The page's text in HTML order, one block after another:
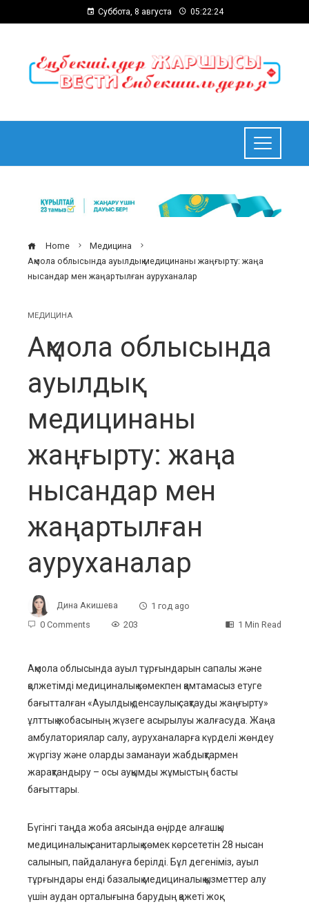
Суббота, 8 августа 05:22:25
Home
Медицина
Ақмола облысында ауылдық медицинаны жаңғырту: жаңа
нысандар мен жаңартылған ауруханалар
МЕДИЦИНА
Ақмола облысында
ауылдық
медицинаны
жаңғырту: жаңа
нысандар мен
жаңартылған
ауруханалар
Дина Акишева
1 год ago
0 Comments
203 1 Min Read
Ақмола облысында ауыл тұрғындарын сапалы және
қолжетімді медициналық көмекпен қамтамасыз етуге
бағытталған «Ауылдық денсаулық сақтауды жаңғырту»
ұлттық жобасының жүзеге асырылуы жалғасуда. Жаңа
амбулаториялар салу, ауруханаларға күрделі жөндеу
жүргізу және оларды заманауи жабдықтармен
жарақтандыру – осы ауқымды жұмыстың басты
бағыттары.
Бүгінгі таңда жоба аясында өңірде алғашқы
медициналық-санитарлық көмек көрсететін 28 нысан
салынып, пайдалануға берілді. Бұл дегеніміз, ауыл
тұрғындары енді базалық медициналық қызметтер алу
үшін аудан орталығына барудың қажеті жоқ.